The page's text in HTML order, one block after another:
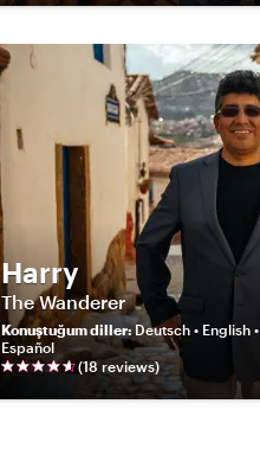
Harry
The Wanderer
Konuştuğum diller:Deutsch • English •
Español
(18 reviews)